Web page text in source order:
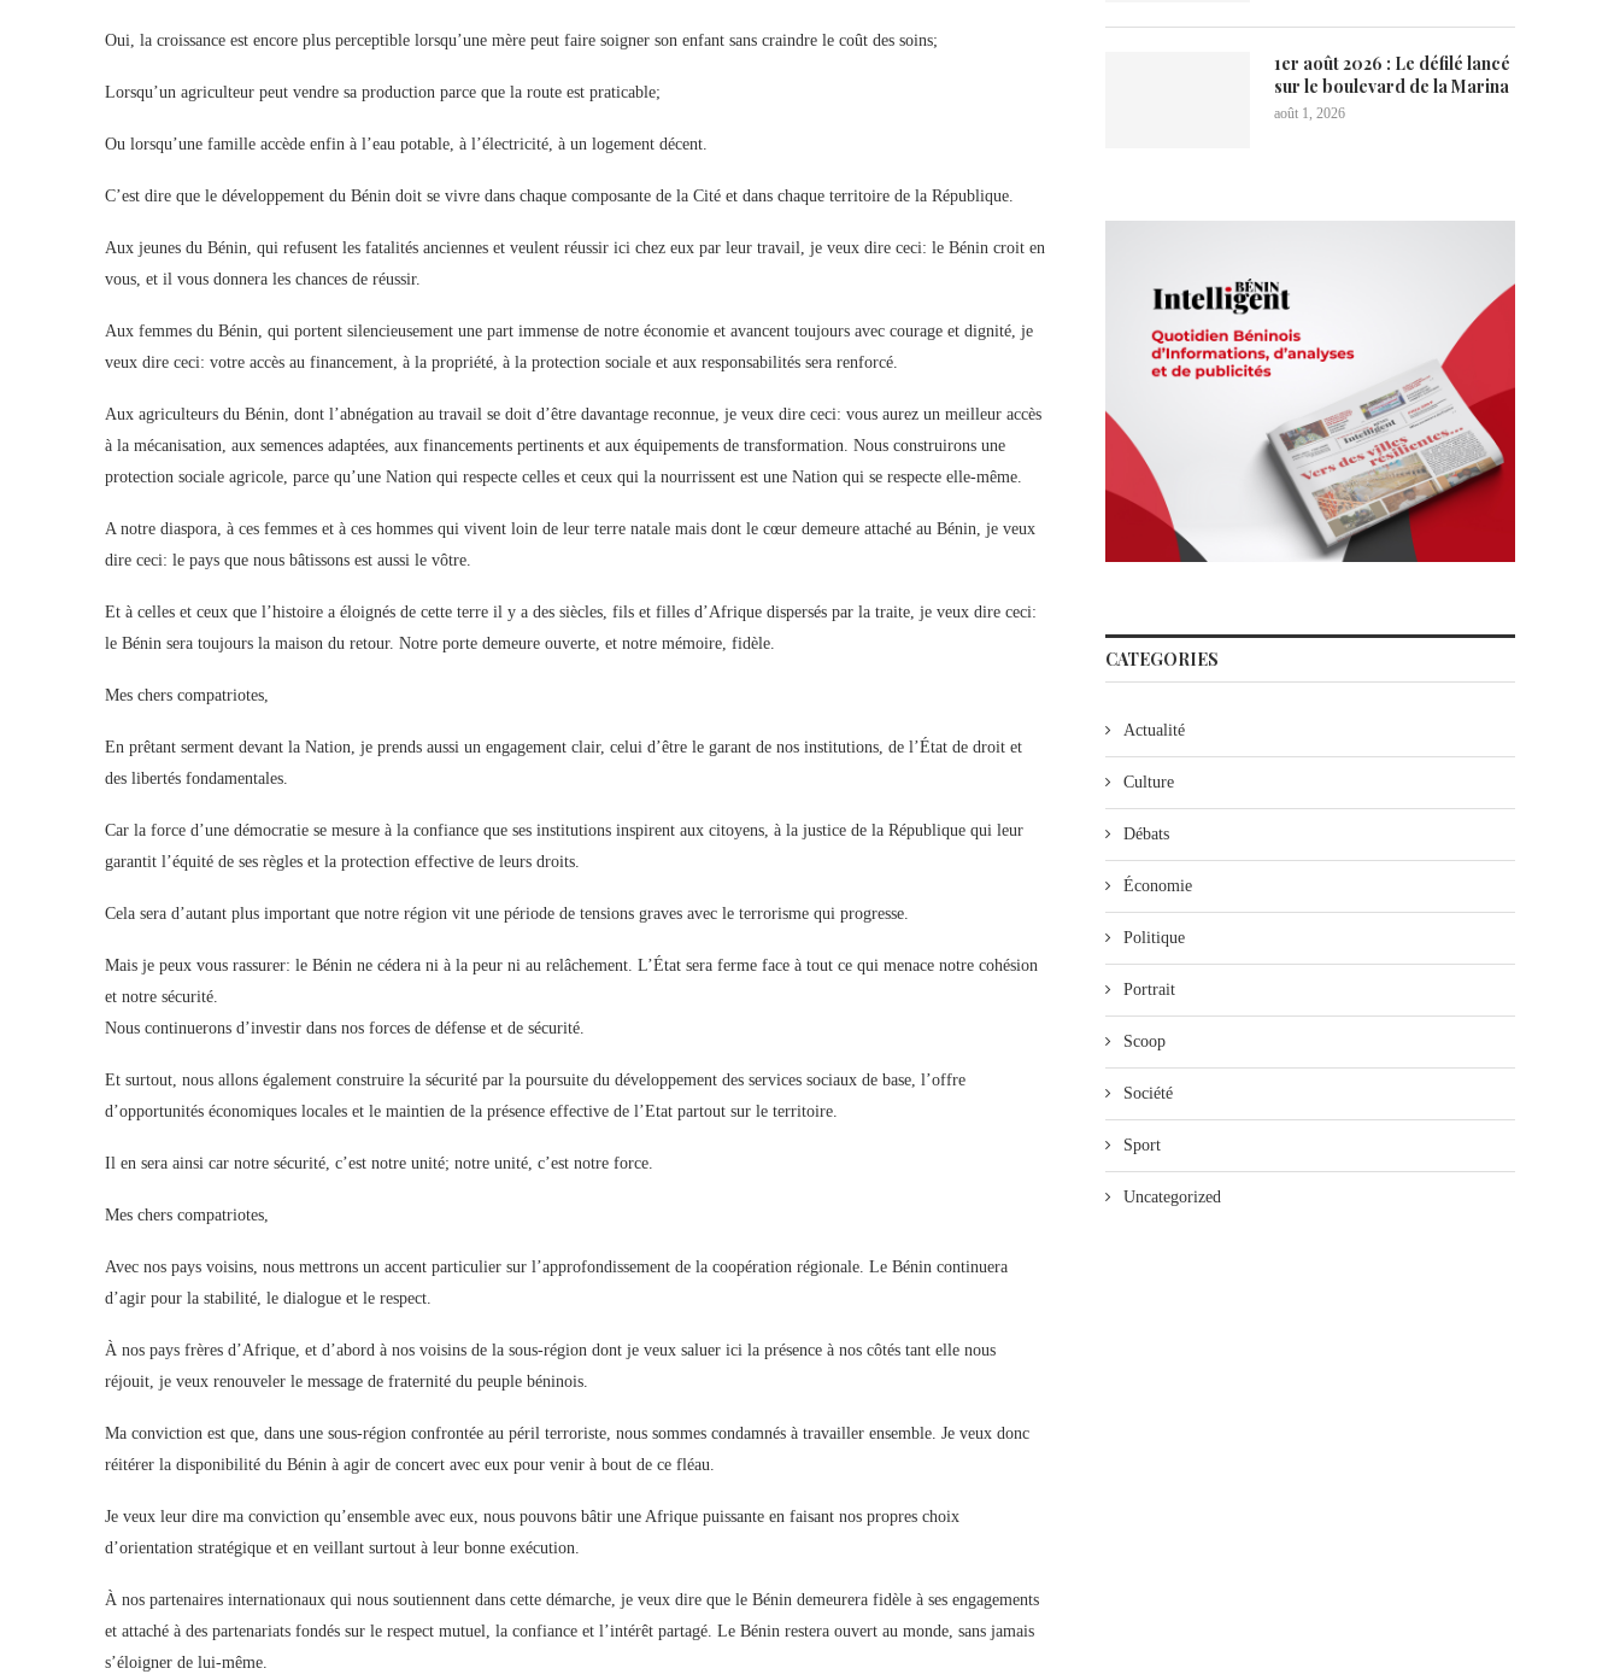
Oui, la croissance est encore plus perceptible lorsqu’une mère peut faire soigner son enfant sans craindre le coût des soins;
Lorsqu’un agriculteur peut vendre sa production parce que la route est praticable;
Ou lorsqu’une famille accède enfin à l’eau potable, à l’électricité, à un logement décent.
C’est dire que le développement du Bénin doit se vivre dans chaque composante de la Cité et dans chaque territoire de la République.
Aux jeunes du Bénin, qui refusent les fatalités anciennes et veulent réussir ici chez eux par leur travail, je veux dire ceci: le Bénin croit en
vous, et il vous donnera les chances de réussir.
Aux femmes du Bénin, qui portent silencieusement une part immense de notre économie et avancent toujours avec courage et dignité, je
veux dire ceci: votre accès au financement, à la propriété, à la protection sociale et aux responsabilités sera renforcé.
Aux agriculteurs du Bénin, dont l’abnégation au travail se doit d’être davantage reconnue, je veux dire ceci: vous aurez un meilleur accès
à la mécanisation, aux semences adaptées, aux financements pertinents et aux équipements de transformation. Nous construirons une
protection sociale agricole, parce qu’une Nation qui respecte celles et ceux qui la nourrissent est une Nation qui se respecte elle-même.
A notre diaspora, à ces femmes et à ces hommes qui vivent loin de leur terre natale mais dont le cœur demeure attaché au Bénin, je veux
dire ceci: le pays que nous bâtissons est aussi le vôtre.
Et à celles et ceux que l’histoire a éloignés de cette terre il y a des siècles, fils et filles d’Afrique dispersés par la traite, je veux dire ceci:
le Bénin sera toujours la maison du retour. Notre porte demeure ouverte, et notre mémoire, fidèle.
Mes chers compatriotes,
En prêtant serment devant la Nation, je prends aussi un engagement clair, celui d’être le garant de nos institutions, de l’État de droit et
des libertés fondamentales.
Car la force d’une démocratie se mesure à la confiance que ses institutions inspirent aux citoyens, à la justice de la République qui leur
garantit l’équité de ses règles et la protection effective de leurs droits.
Cela sera d’autant plus important que notre région vit une période de tensions graves avec le terrorisme qui progresse.
Mais je peux vous rassurer: le Bénin ne cédera ni à la peur ni au relâchement. L’État sera ferme face à tout ce qui menace notre cohésion
et notre sécurité.
Nous continuerons d’investir dans nos forces de défense et de sécurité.
Et surtout, nous allons également construire la sécurité par la poursuite du développement des services sociaux de base, l’offre
d’opportunités économiques locales et le maintien de la présence effective de l’Etat partout sur le territoire.
Il en sera ainsi car notre sécurité, c’est notre unité; notre unité, c’est notre force.
Mes chers compatriotes,
Avec nos pays voisins, nous mettrons un accent particulier sur l’approfondissement de la coopération régionale. Le Bénin continuera
d’agir pour la stabilité, le dialogue et le respect.
À nos pays frères d’Afrique, et d’abord à nos voisins de la sous-région dont je veux saluer ici la présence à nos côtés tant elle nous
réjouit, je veux renouveler le message de fraternité du peuple béninois.
Ma conviction est que, dans une sous-région confrontée au péril terroriste, nous sommes condamnés à travailler ensemble. Je veux donc
réitérer la disponibilité du Bénin à agir de concert avec eux pour venir à bout de ce fléau.
Je veux leur dire ma conviction qu’ensemble avec eux, nous pouvons bâtir une Afrique puissante en faisant nos propres choix
d’orientation stratégique et en veillant surtout à leur bonne exécution.
À nos partenaires internationaux qui nous soutiennent dans cette démarche, je veux dire que le Bénin demeurera fidèle à ses engagements
et attaché à des partenariats fondés sur le respect mutuel, la confiance et l’intérêt partagé. Le Bénin restera ouvert au monde, sans jamais
s’éloigner de lui-même.
1er août 2026 : Le défilé lancé
sur le boulevard de la Marina
août 1, 2026
CATEGORIES
Actualité
Culture
Débats
Économie
Politique
Portrait
Scoop
Société
Sport
Uncategorized